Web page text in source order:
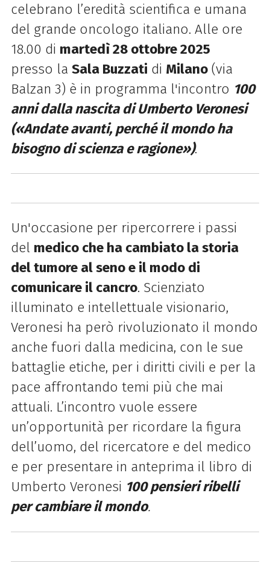
celebrano l’eredità scientifica e umana
del grande oncologo italiano. Alle ore
18.00 di martedì 28 ottobre2025
presso la Sala Buzzati di Milano(via
Balzan 3) è in programma l'incontro 100
anni dalla nascita di Umberto Veronesi
(«Andate avanti, perché il mondo ha
bisogno di scienza e ragione»).
Un'occasione per ripercorrere i passi
del medico che ha cambiato la storia
del tumore al seno e il modo di
comunicare il cancro. Scienziato
illuminato e intellettuale visionario,
Veronesi ha però rivoluzionato il mondo
anche fuori dalla medicina, con le sue
battaglie etiche, per i diritti civili e per la
pace affrontando temi più che mai
attuali. L’incontro vuole essere
un’opportunità per ricordare la figura
dell’uomo, del ricercatore e del medico
e per presentare in anteprima il libro di
Umberto Veronesi 100 pensieri ribelli
per cambiare il mondo.